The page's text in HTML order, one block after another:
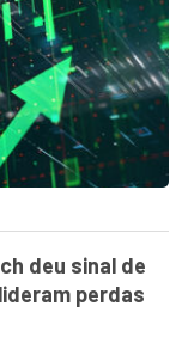
deu sinal de
perdas